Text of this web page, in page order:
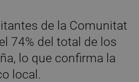
de la Comunitat
74% del total de los
lo que confirma la
local.